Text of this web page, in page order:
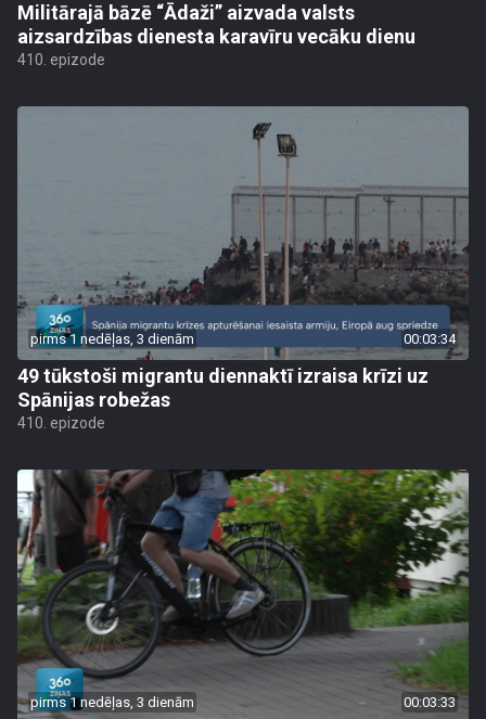
Militārajā bāzē “Ādaži” aizvada valsts
aizsardzības dienesta karavīru vecāku dienu
410. epizode
pirms 1 nedēļas, 3 dienām 00:03:34
49 tūkstoši migrantu diennaktī izraisa krīzi uz
Spānijas robežas
410. epizode
pirms 1 nedēļas, 3 dienām 00:03:33